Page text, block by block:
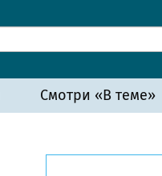
Смотри «В теме»